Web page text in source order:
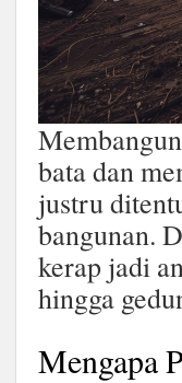
bata dan
justru
bangunan.
kerap jadi
hingga
Mengapa